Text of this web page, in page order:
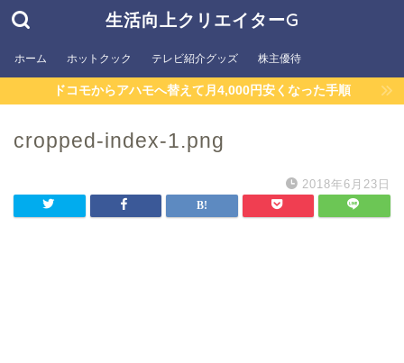
生活向上クリエイターG
ホーム ホットクック テレビ紹介グッズ 株主優待
ドコモからアハモへ替えて月4,000円安くなった手順
cropped-index-1.png
2018年6月23日